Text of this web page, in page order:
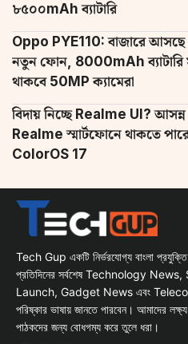
৮৫০০mAh ব্যাটারি
Oppo PYE110: বাজারে আসছে
নতুন ফোন, 8000mAh ব্যাটারি
থাকবে 50MP ক্যামেরা
বিদায় নিচ্ছে Realme UI? আসন্ন
Realme স্মার্টফোনে থাকতে
ColorOS 17
Tech Gup একটি নির্ভরযোগ্য বাংলা প্রযুক্তি
প্রতিদিনের সর্বশেষ Technology
Launch, Gadget News এবং
পরিষ্কার ভাষায় জানতে পারবেন। আমাদের
পাঠকদের জন্য বোধগম্য করে তুলে ধরা।